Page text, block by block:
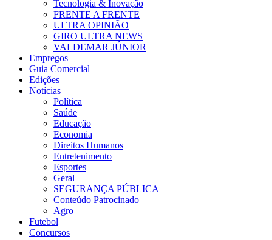
Tecnologia & Inovação
FRENTE A FRENTE
ULTRA OPINIÃO
GIRO ULTRA NEWS
VALDEMAR JÚNIOR
Empregos
Guia Comercial
Edições
Notícias
Política
Saúde
Educação
Economia
Direitos Humanos
Entretenimento
Esportes
Geral
SEGURANÇA PÚBLICA
Conteúdo Patrocinado
Agro
Futebol
Concursos